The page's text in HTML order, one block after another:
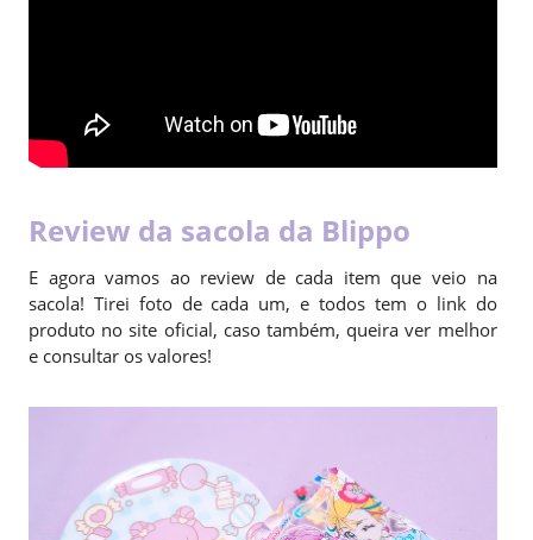
Review da sacola da Blippo
E agora vamos ao review de cada item que veio na
sacola! Tirei foto de cada um, e todos tem o link do
produto no site oficial, caso também, queira ver melhor
e consultar os valores!